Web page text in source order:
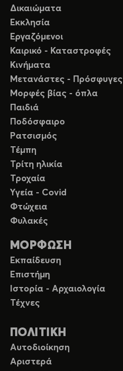
Δικαιώματα
Εκκλησία
Εργαζόμενοι
Καιρικό - Καταστροφές
Κινήματα
Μετανάστες - Πρόσφυγες
Μορφές βίας - όπλα
Παιδιά
Ποδόσφαιρο
Ρατσισμός
Τέμπη
Τρίτη ηλικία
Τροχαία
Υγεία - Covid
Φτώχεια
Φυλακές
ΜΟΡΦΩΣΗ
Εκπαίδευση
Επιστήμη
Ιστορία - Αρχαιολογία
Τέχνες
ΠΟΛΙΤΙΚΗ
Αυτοδιοίκηση
Αριστερά